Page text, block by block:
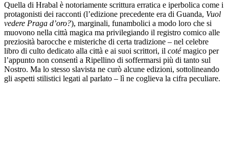
Quella di Hrabal è notoriamente scrittura erratica e iperbolica come i
protagonisti dei racconti (l’edizione precedente era di Guanda, Vuol
vedere Praga d’oro?), marginali, funambolici a modo loro che si
muovono nella città magica ma privilegiando il registro comico alle
preziosità barocche e misteriche di certa tradizione – nel celebre
libro di culto dedicato alla città e ai suoi scrittori, il cotémagico per
l’appunto non consentì a Ripellino di soffermarsi più di tanto sul
Nostro. Ma lo stesso slavista ne curò alcune edizioni, sottolineando
gli aspetti stilistici legati al parlato – lì ne coglieva la cifra peculiare.